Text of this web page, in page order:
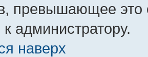
превышающее это
администратору.
наверх